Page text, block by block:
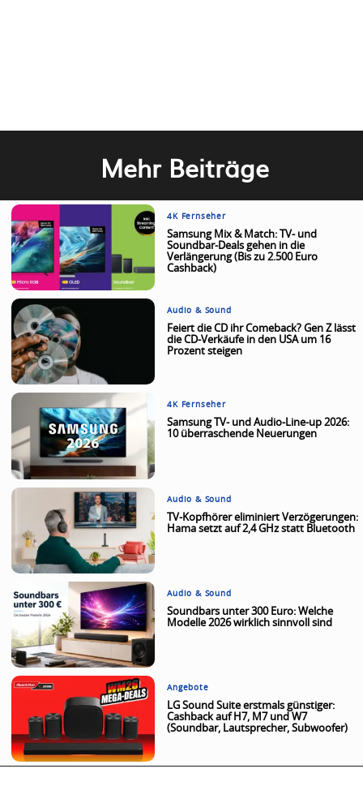
Mehr Beiträge
4K Fernseher
Samsung Mix & Match: TV- und
Soundbar-Deals gehen in die
Verlängerung (Bis zu 2.500 Euro
Cashback)
Audio & Sound
Feiert die CD ihr Comeback? Gen Z lässt
die CD-Verkäufe in den USA um 16
Prozent steigen
4K Fernseher
Samsung TV- und Audio-Line-up 2026:
10 überraschende Neuerungen
Audio & Sound
TV-Kopfhörer eliminiert Verzögerungen:
Hama setzt auf 2,4 GHz statt Bluetooth
Audio & Sound
Soundbars unter 300 Euro: Welche
Modelle 2026 wirklich sinnvoll sind
Angebote
LG Sound Suite erstmals günstiger:
Cashback auf H7, M7 und W7
(Soundbar, Lautsprecher, Subwoofer)